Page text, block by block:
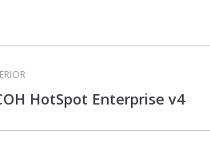
HotSpot Enterprise v4